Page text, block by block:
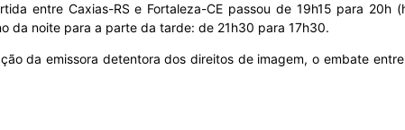
entre Caxias-RS e Fortaleza-CE passou de 19h15 para 20h
da noite para a parte da tarde: de 21h30 para 17h30.
da emissora detentora dos direitos de imagem, o embate